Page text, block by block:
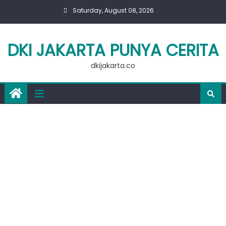
Saturday, August 08, 2026
DKI JAKARTA PUNYA CERITA
dkijakarta.co